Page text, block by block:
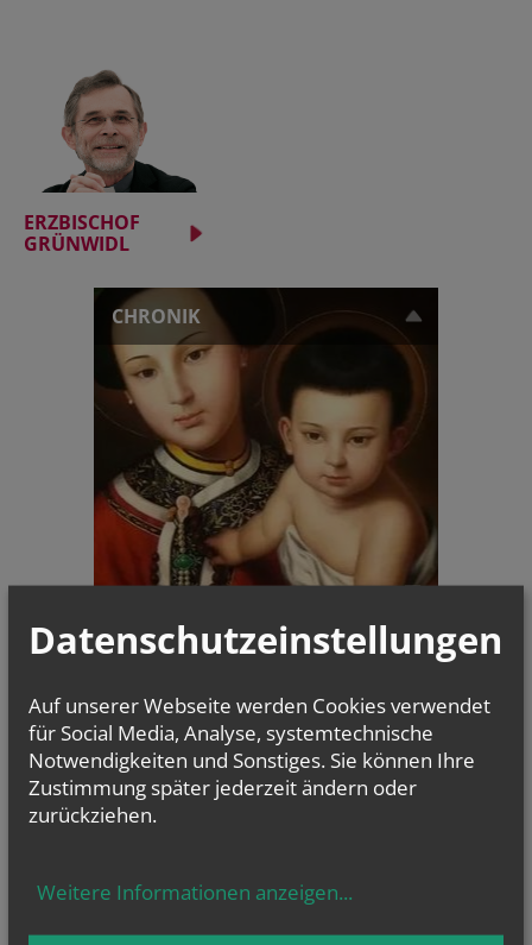
ERZBISCHOF
GRÜNWIDL
CHRONIK
奥地利维也纳华人天主教会，服务于在奥地利生活的所有华人华侨，天主
礼，忏悔礼，病人傅油，病人探访，送病人圣体，学习圣经，学习圣歌，
各种祝福典礼和户外朝圣旅游交流活动，我们衷心欢迎您的到来！
NACHRICHTEN
KATHOLISCH.AT
Weinbau im Stift Klosterneuburg:...
Datenschutzeinstellungen
Auf unserer Webseite werden Cookies verwendet
für Social Media, Analyse, systemtechnische
Notwendigkeiten und Sonstiges. Sie können Ihre
Zustimmung später jederzeit ändern oder
zurückziehen.
Weitere Informationen anzeigen...